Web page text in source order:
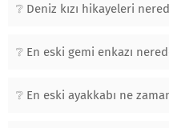
Deniz kızı hikayeleri
En eski gemi enkazı
En eski ayakkabı ne